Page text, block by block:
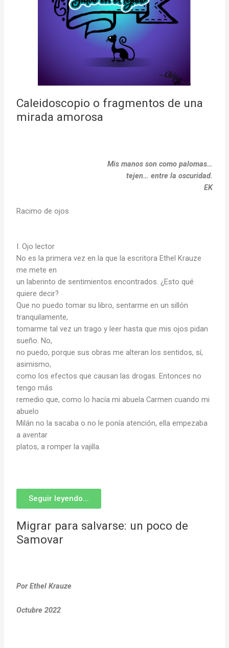
Caleidoscopio o fragmentos de una
mirada amorosa
Mis manos son como palomas…
tejen… entre la oscuridad.
EK
Racimo de ojos
I. Ojo lector
No es la primera vez en la que la escritora Ethel Krauze
me mete en
un laberinto de sentimientos encontrados. ¿Esto qué
quiere decir?
Que no puedo tomar su libro, sentarme en un sillón
tranquilamente,
tomarme tal vez un trago y leer hasta que mis ojos pidan
sueño. No,
no puedo, porque sus obras me alteran los sentidos, sí,
asimismo,
como los efectos que causan las drogas. Entonces no
tengo más
remedio que, como lo hacía mi abuela Carmen cuando mi
abuelo
Milán no la sacaba o no le ponía atención, ella empezaba
a aventar
platos, a romper la vajilla.
Seguir leyendo...
Migrar para salvarse: un poco de
Samovar
Por Ethel Krauze
Octubre 2022